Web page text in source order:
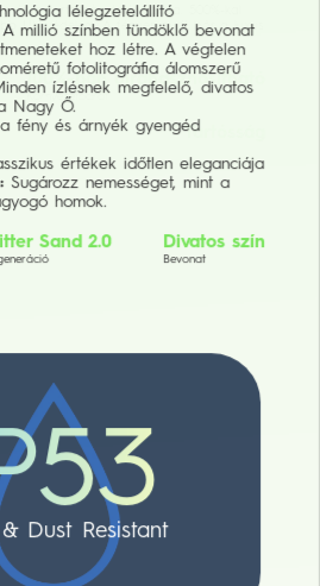
lélegzetelállító
millió színben tündöklő bevonat
hoz létre. A végtelen
fotolitográfia álomszerű
ízlésnek megfelelő, divatos
Nagy Ő.
fény és árnyék gyengéd
értékek időtlen eleganciája
Sugározz nemességet, mint a
homok.
Sand 2.0 Divatos szín
Bevonat
és a tartósság találkozása. 500%-kal
UV-védelem. A fényes matt bőr a luxus
100%-ban újrahasznosítható
Környezetbarát
Tartósság
& Dust Resistant